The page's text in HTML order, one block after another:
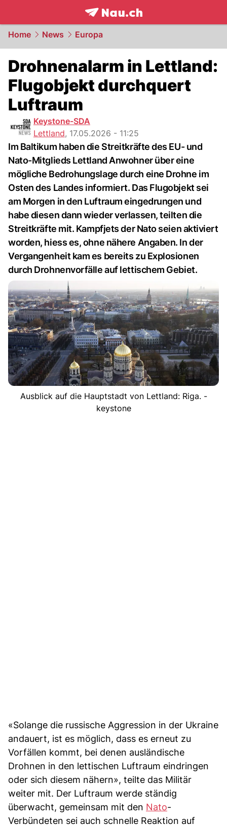
frontpage.NAU.ch
Home News Europa
Drohnenalarm in Lettland:
Flugobjekt durchquert
Luftraum
Keystone-SDA
Lettland, 17.05.2026 - 11:25
Im Baltikum haben die Streitkräfte des EU- und
Nato-Mitglieds Lettland Anwohner über eine
mögliche Bedrohungslage durch eine Drohne im
Osten des Landes informiert. Das Flugobjekt sei
am Morgen in den Luftraum eingedrungen und
habe diesen dann wieder verlassen, teilten die
Streitkräfte mit. Kampfjets der Nato seien aktiviert
worden, hiess es, ohne nähere Angaben. In der
Vergangenheit kam es bereits zu Explosionen
durch Drohnenvorfälle auf lettischem Gebiet.
Ausblick auf die Hauptstadt von Lettland: Riga. -
keystone
«Solange die russische Aggression in der Ukraine
andauert, ist es möglich, dass es erneut zu
Vorfällen kommt, bei denen ausländische
Drohnen in den lettischen Luftraum eindringen
oder sich diesem nähern», teilte das Militär
weiter mit. Der Luftraum werde ständig
überwacht, gemeinsam mit den Nato-
Verbündeten sei auch schnelle Reaktion auf